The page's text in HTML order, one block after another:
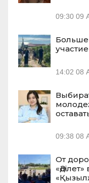
09:30 09
14:02 08
09:38 08
От